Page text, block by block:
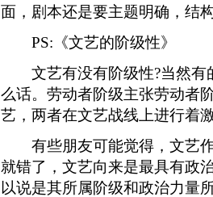
面，剧本还是要主题明确，结
PS:《文艺的阶级性》
文艺有没有阶级性?当然有
么话。劳动者阶级主张劳动者
艺，两者在文艺战线上进行着
有些朋友可能觉得，文艺作
就错了，文艺向来是最具有政
以说是其所属阶级和政治力量